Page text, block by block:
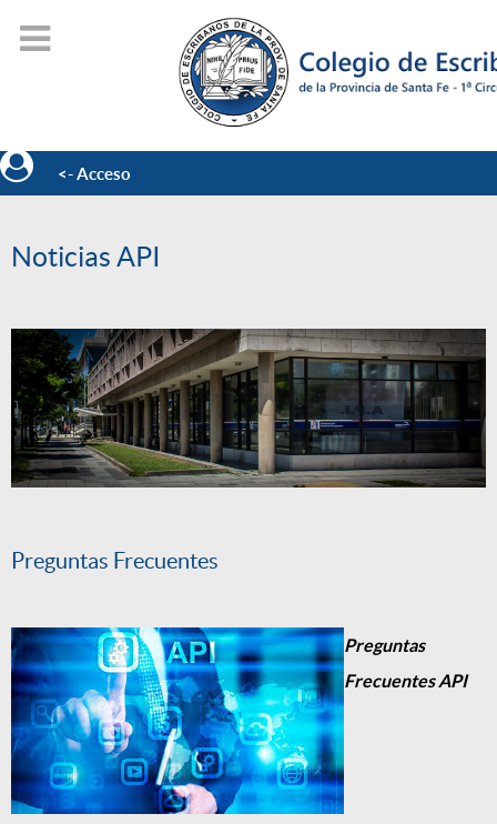
<- Acceso
Noticias API
Preguntas Frecuentes
Preguntas
Frecuentes API